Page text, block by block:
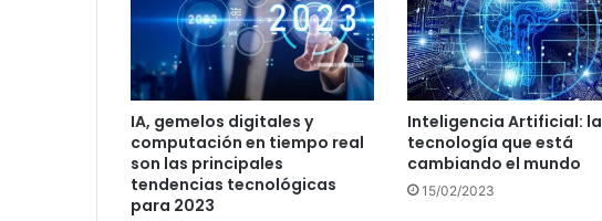
IA, gemelos digitales y
computación en tiempo real
son las principales
tendencias tecnológicas
para 2023
Inteligencia Artificial: la
tecnología que está
cambiando el mundo
15/02/2023